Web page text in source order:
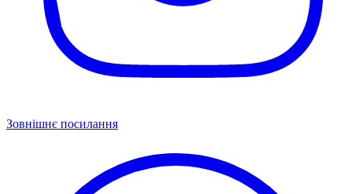
Зовнішнє посилання